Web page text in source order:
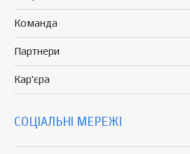
Команда
Партнери
Кар'єра
СОЦІАЛЬНІ МЕРЕЖІ